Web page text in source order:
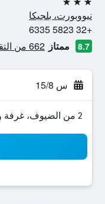
3 نجوم
نيووبورت، بلجيكا
+32 5823 6335
8.7 ممتاز 662 من التقييمات تم التحقق منها
س 15/8
2 من الضيوف، غرفة واحدة